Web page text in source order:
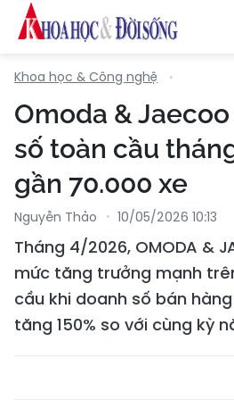
Khoa học & Công nghệ
Omoda &
số toàn cầu
gần 70.000 xe
Nguyễn Thảo 10/05/2026 10:13
Tháng 4/2026, OMODA &
mức tăng trưởng mạnh
cầu khi doanh số bán
tăng 150% so với cùng kỳ